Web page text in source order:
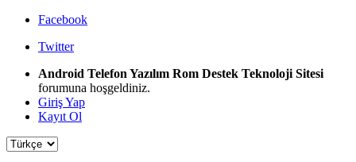
Facebook
Twitter
Android Telefon Yazılım Rom Destek Teknoloji Sitesi
forumuna hoşgeldiniz.
Giriş Yap
Kayıt Ol